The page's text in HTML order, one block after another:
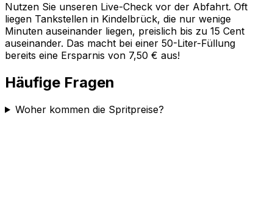
Nutzen Sie unseren Live-Check vor der Abfahrt. Oft
liegen Tankstellen in Kindelbrück, die nur wenige
Minuten auseinander liegen, preislich bis zu 15 Cent
auseinander. Das macht bei einer 50-Liter-Füllung
bereits eine Ersparnis von 7,50 € aus!
Häufige Fragen
Woher kommen die Spritpreise?